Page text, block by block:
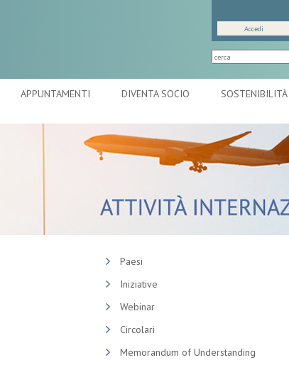
Accedi
APPUNTAMENTI DIVENTA SOCIO
SOSTENIBILITÀ
Paesi
Iniziative
Webinar
Circolari
Memorandum of Understanding